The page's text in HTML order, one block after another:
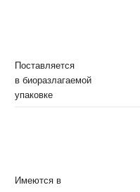
Поставляется
в биоразлагаемой
упаковке
Имеются в